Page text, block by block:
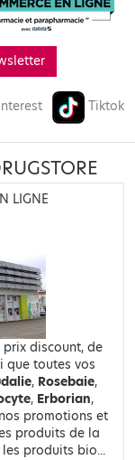
Tiktok
LIGNE
prix discount, de
que toutes vos
, Rosebaie,
, Erborian,
promotions et
produits de la
produits bio...